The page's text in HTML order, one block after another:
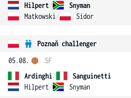
Hilpert/
Snyman
Matkowski / Sidor
Poznaň challenger
05.08.
Ardinghi/
Sanguinetti
Hilpert/ Snyman
SF